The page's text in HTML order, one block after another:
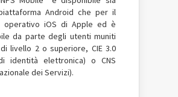
Android che per il
operativo iOS di Apple ed è
da parte degli utenti muniti
livello 2 o superiore, CIE 3.0
identità elettronica) o CNS
dei Servizi).